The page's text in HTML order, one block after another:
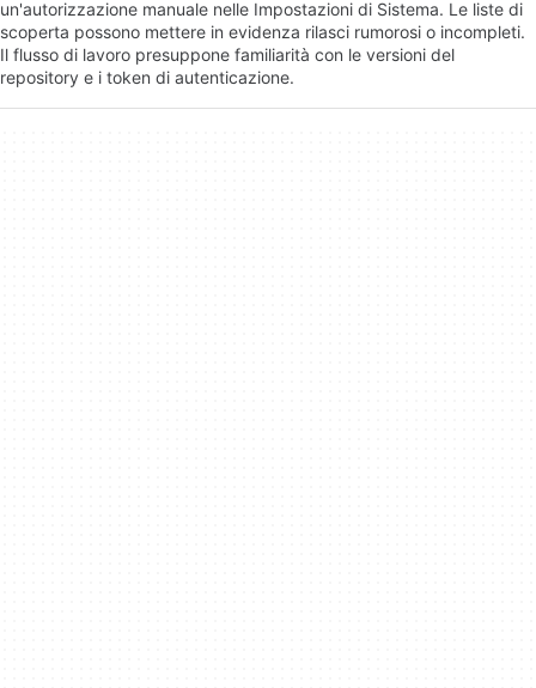
un'autorizzazione manuale nelle Impostazioni di Sistema. Le liste di
scoperta possono mettere in evidenza rilasci rumorosi o incompleti.
Il flusso di lavoro presuppone familiarità con le versioni del
repository e i token di autenticazione.